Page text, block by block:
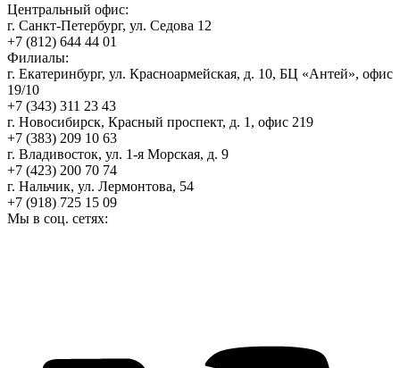
Центральный офис:
г. Санкт-Петербург, ул. Седова 12
+7 (812) 644 44 01
Филиалы:
г. Екатеринбург, ул. Красноармейская, д. 10, БЦ «Антей», офис
19/10
+7 (343) 311 23 43
г. Новосибирск, Красный проспект, д. 1, офис 219
+7 (383) 209 10 63
г. Владивосток, ул. 1-я Морская, д. 9
+7 (423) 200 70 74
г. Нальчик, ул. Лермонтова, 54
+7 (918) 725 15 09
Мы в соц. сетях: